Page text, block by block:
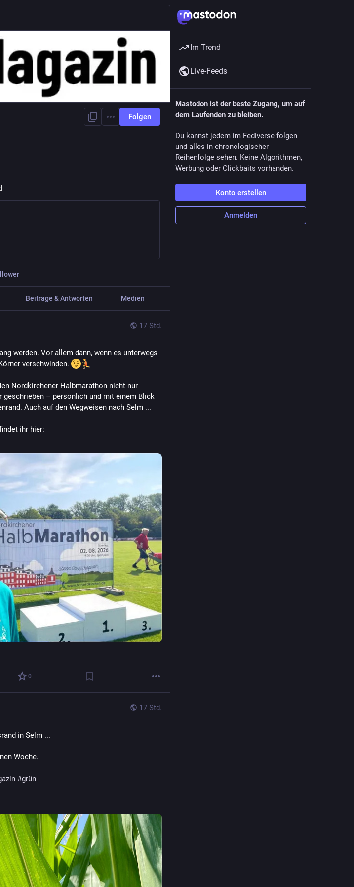
Folgen
Beiträge & Antworten Medien
17 Std.
werden. Vor allem dann, wenn es unterwegs
verschwinden.
Nordkirchener Halbmarathon nicht nur
geschrieben – persönlich und mit einem Blick
Auch auf den Wegweisen nach Selm ...
ihr hier:
0
17 Std.
in Selm ...
Woche.
#grün
Im Trend
Live-Feeds
Mastodon ist der beste Zugang, um auf
dem Laufenden zu bleiben.
Du kannst jedem im Fediverse folgen
und alles in chronologischer
Reihenfolge sehen. Keine Algorithmen,
Werbung oder Clickbaits vorhanden.
Konto erstellen
Anmelden